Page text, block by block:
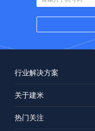
行业解决方案
关于建米
热门关注